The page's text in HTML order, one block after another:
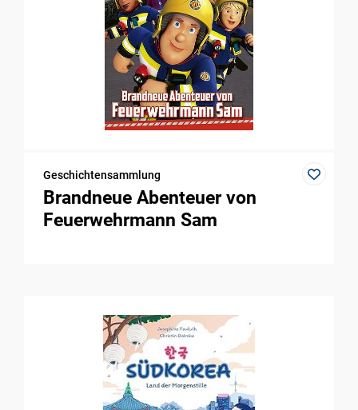
Geschichtensammlung
Brandneue Abenteuer von
Feuerwehrmann Sam